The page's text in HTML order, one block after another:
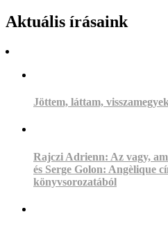
Aktuális írásaink
Jöttem, láttam,
Rajczi Adrienn: Az vagy,
és Serge Golon: Angèlique
könyvsorozatából